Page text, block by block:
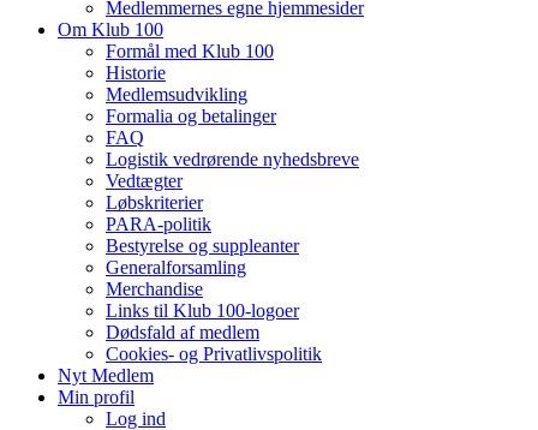
Medlemmernes egne hjemmesider
Om Klub 100
Formål med Klub 100
Historie
Medlemsudvikling
Formalia og betalinger
FAQ
Logistik vedrørende nyhedsbreve
Vedtægter
Løbskriterier
PARA-politik
Bestyrelse og suppleanter
Generalforsamling
Merchandise
Links til Klub 100-logoer
Dødsfald af medlem
Cookies- og Privatlivspolitik
Nyt Medlem
Min profil
Log ind